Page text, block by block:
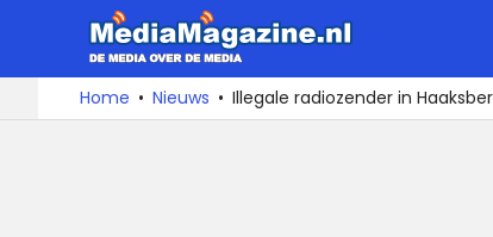
naar
De
media
over
Home Nieuws Illegale radiozender in